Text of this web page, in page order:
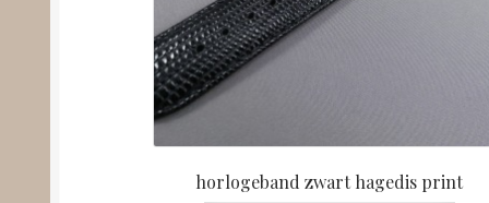
horlogeband zwart hagedis print